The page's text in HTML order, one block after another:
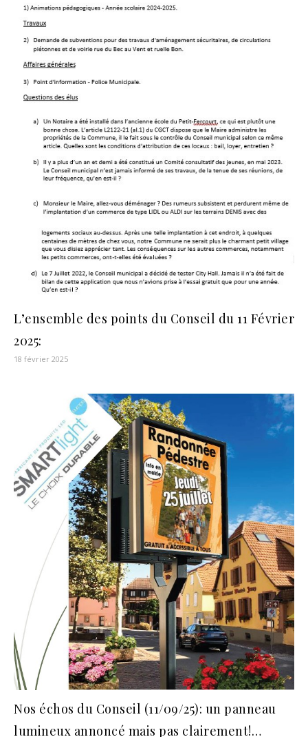
L’ensemble des points du Conseil du 11 Février
2025:
18 février 2025
Nos échos du Conseil (11/09/25): un panneau
lumineux annoncé mais pas clairement!…